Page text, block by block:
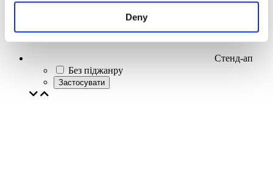
Deny
Стенд-ап
Без піджанру
Застосувати